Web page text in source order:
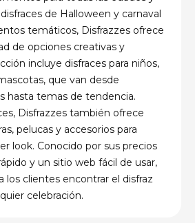
de Halloween y carnaval
temáticos, Disfrazzes ofrece
de opciones creativas y
incluye disfraces para niños,
que van desde
hasta temas de tendencia.
Disfrazzes también ofrece
pelucas y accesorios para
look. Conocido por sus precios
y un sitio web fácil de usar,
los clientes encontrar el disfraz
celebración.